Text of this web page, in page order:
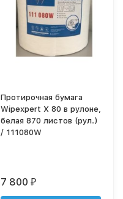
Протирочная бумага
Wipexpert X 80 в рулоне,
белая 870 листов (рул.)
/ 111080W
7 800₽